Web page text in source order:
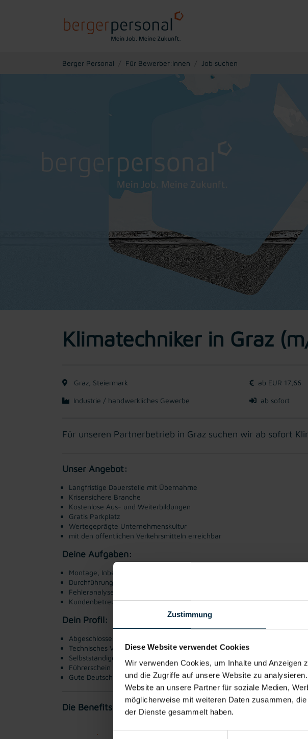
Zustimmung
Diese Website verwendet Cookies
Wir verwenden Cookies, um Inhalte und Anzeigen
und die Zugriffe auf unsere Website zu
Website an unsere Partner für soziale Medien,
möglicherweise mit weiteren Daten zusammen,
der Dienste gesammelt haben.
Berger Personal Für Bewerber:innen Job suchen
Klimatechniker in Graz
Graz, Steiermark ab EUR 17,66
Industrie / handwerkliches Gewerbe ab sofort
Für unseren Partnerbetrieb in Graz suchen wir ab sofort
Unser Angebot:
Langfristige Dauerstelle mit Übernahme
Krisensichere Branche
Kostenlose Aus- und Weiterbildungen
Gratis Parkplatz
Wertegeprägte Unternehmenskultur
mit den öffentlichen Verkehrsmitteln erreichbar
Deine Aufgaben:
Montage, Inbetriebnahme und Wartung von Klima- und Lüftungsanlagen
Durchführung von Reparaturen und Störungsbehebungen
Fehleranalyse und eigenständige Problemlösung
Kundenbetreuung vor Ort
Dein Profil:
Abgeschlossene Ausbildung als Klimatechniker:in, Kältetechniker:in oder
Technisches Verständnis und handwerkliches Geschick
Selbstständige und zuverlässige Arbeitsweise
Führerschein Klasse B
Gute Deutschkenntnisse
Die Benefits: